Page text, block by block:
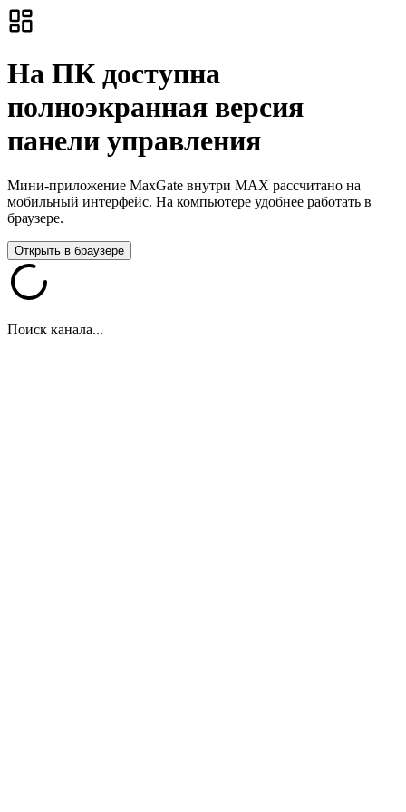
На ПК доступна
полноэкранная версия
панели управления
Мини-приложение MaxGate внутри MAX рассчитано на
мобильный интерфейс. На компьютере удобнее работать в
браузере.
Открыть в браузере
Поиск канала...